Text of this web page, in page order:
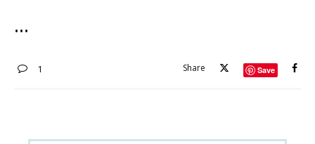
1 Share Save